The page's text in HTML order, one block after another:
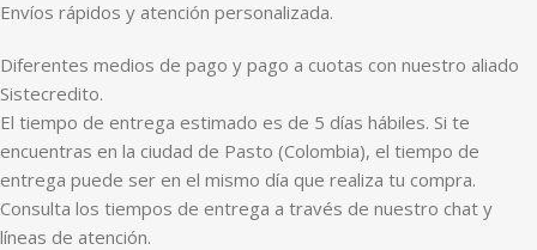
Envíos rápidos y atención personalizada.
Diferentes medios de pago y pago a cuotas con nuestro aliado
Sistecredito.
El tiempo de entrega estimado es de 5 días hábiles. Si te
encuentras en la ciudad de Pasto (Colombia), el tiempo de
entrega puede ser en el mismo día que realiza tu compra.
Consulta los tiempos de entrega a través de nuestro chat y
líneas de atención.